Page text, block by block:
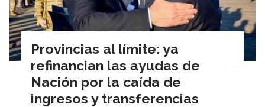
Provincias al límite: ya
refinancian las ayudas de
Nación por la caída de
ingresos y transferencias